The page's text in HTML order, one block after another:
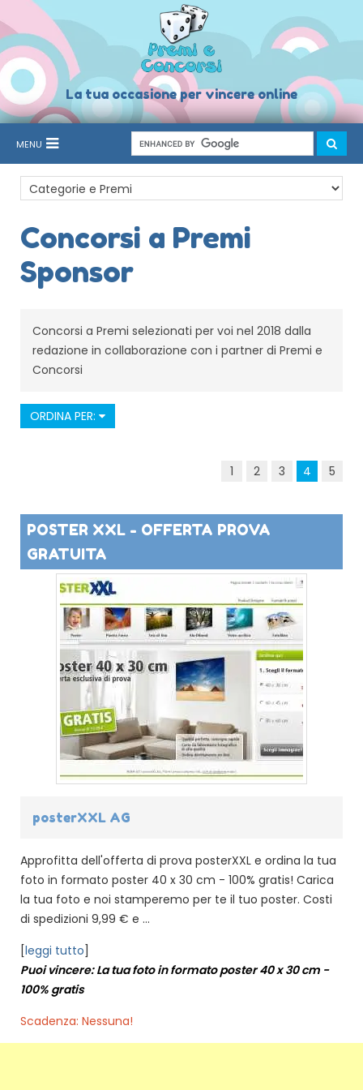
La tua occasione per vincere online
MENU
Concorsi a Premi
Sponsor
Concorsi a Premi selezionati per voi nel 2018 dalla
redazione in collaborazione con i partner di Premi e
Concorsi
ORDINA PER:
1 2 3 4 5
POSTER XXL - OFFERTA PROVA
GRATUITA
posterXXL AG
Approfitta dell'offerta di prova posterXXL e ordina la tua
foto in formato poster 40 x 30 cm - 100% gratis! Carica
la tua foto e noi stamperemo per te il tuo poster. Costi
di spedizioni 9,99 € e ...
[leggi tutto]
Puoi vincere: La tua foto in formato poster 40 x 30 cm -
100% gratis
Scadenza: Nessuna!